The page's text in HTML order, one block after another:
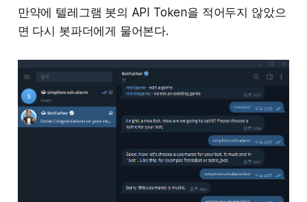
만약에 텔레그램 봇의 API Token을 적어두지 않았으
면 다시 봇파더에게 물어본다.